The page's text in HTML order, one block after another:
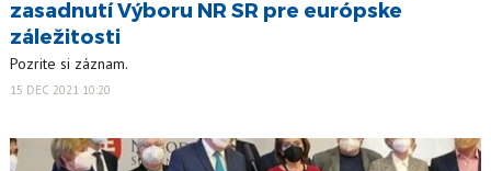
zasadnutí Výboru NR SR pre európske
záležitosti
Pozrite si záznam.
15 DEC 2021 10:20